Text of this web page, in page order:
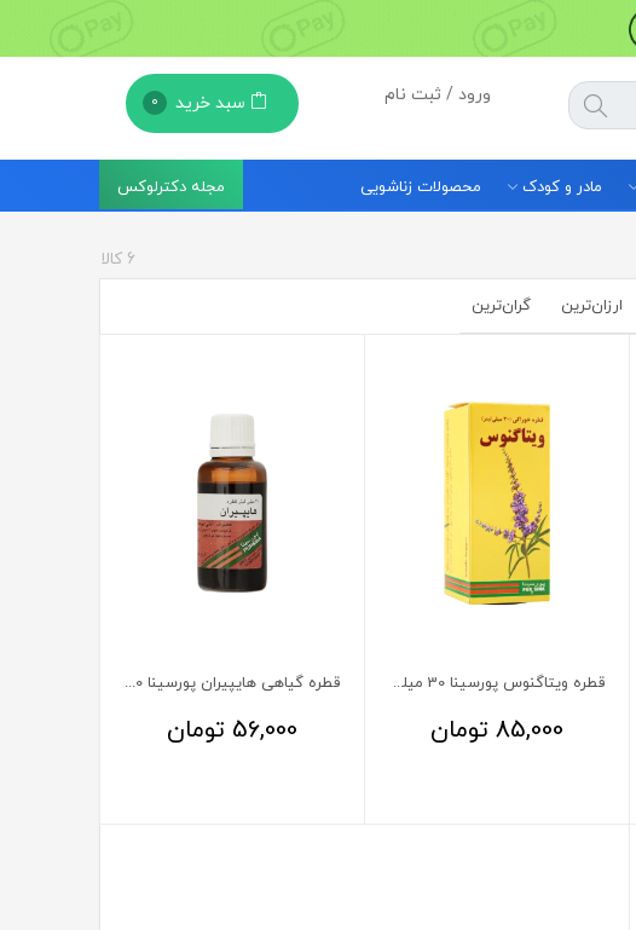
ورود / ثبت نام سبد خرید 0
مادر و کودک محصولات زناشویی مجله دکترلوکس
6 کالا
ارزان‌ترین گران‌ترین
قطره ویتاگنوس پورسینا 30 میلی‌لیتر
85,000تومان
قطره گیاهی هایپیران پورسینا 30 میلی‌لیتر
56,000 تومان